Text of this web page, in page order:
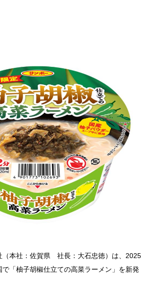
（本社：佐賀県 社長：大石忠徳）は、2025
「柚子胡椒仕立ての高菜ラーメン」を新発